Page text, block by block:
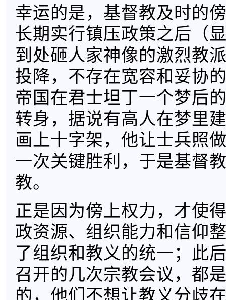
幸运的是，基督教及时的
长期实行镇压政策之后（
到处砸人家神像的激烈教
投降，不存在宽容和妥协
帝国在君士坦丁一个梦后
转身，据说有高人在梦里
画上十字架，他让士兵照
一次关键胜利，于是基督
教。
正是因为傍上权力，才使
政资源、组织能力和信仰
了组织和教义的统一；此
召开的几次宗教会议，都
的，他们不想让教义分歧